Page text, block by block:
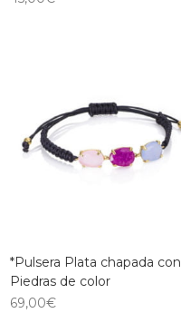
*Pulsera Plata chapada con
Piedras de color
69,00€